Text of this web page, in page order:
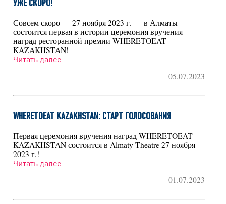
УЖЕ СКОРО!
Совсем скоро — 27 ноября 2023 г. — в Алматы
состоится первая в истории церемония вручения
наград ресторанной премии WHERETOEAT
KAZAKHSTAN!
Читать далее..
05.07.2023
WHERETOEAT KAZAKHSTAN: СТАРТ ГОЛОСОВАНИЯ
Первая церемония вручения наград WHERETOEAT
KAZAKHSTAN состоится в Almaty Theatre 27 ноября
2023 г.!
Читать далее..
01.07.2023